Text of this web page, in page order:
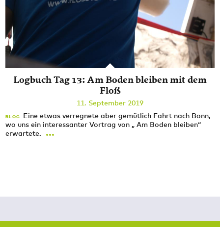
Logbuch Tag 13: Am Boden bleiben mit dem
Floß
11. September 2019
BLOG
Eine etwas verregnete aber gemütlich Fahrt nach Bonn,
wo uns ein interessanter Vortrag von „ Am Boden bleiben“
erwartete.
...